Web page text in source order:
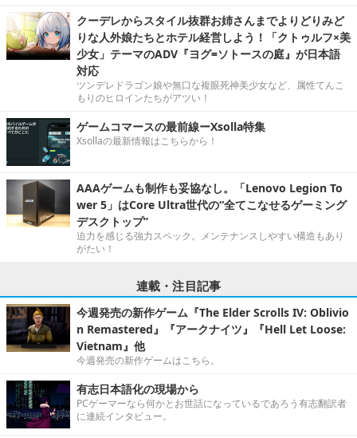
クーデレからスタイル抜群お姉さんまでよりどりみど
りな人外娘たちとホテル経営しよう！「クトゥルフ×美
少女」テーマのADV『ヨグ=ソトースの庭』が日本語
対応
ツンデレドラゴン娘や無口な複眼死神美少女など、属性てんこ
もりのヒロインたちがアツい！
ゲームコマースの最前線ーXsolla特集
Xsollaの最新情報はこちらから！
AAAゲームも制作も妥協なし。「Lenovo Legion To
wer 5」はCore Ultra世代の“全てこなせるゲーミング
デスクトップ”
迫力を感じる強力スペック。メンテナンスしやすい構造もあり
がたい！
連載・注目記事
今週発売の新作ゲーム『The Elder Scrolls IV: Oblivio
n Remastered』『アークナイツ』『Hell Let Loose:
Vietnam』他
今週発売の新作ゲームはこちら。
有志日本語化の現場から
PCゲーマーなら何かとお世話になっているであろう有志翻訳者
に連続インタビュー。